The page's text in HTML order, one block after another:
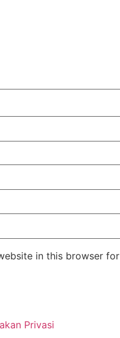
in this browser
Privasi